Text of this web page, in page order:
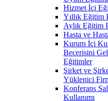
Hizmet İçi
Yıllık Eğitim
Aylık Eğitim
Hasta ve
Kurum İçi
Becerisini
Eğitimler
Şirket ve
Yüklenici
Konferans
Kullanımı